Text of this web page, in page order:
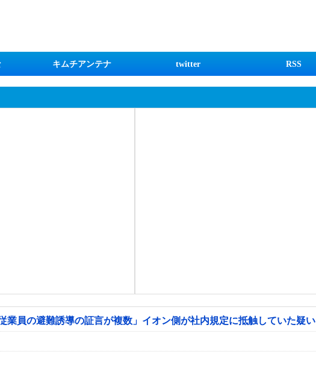
キムチアンテナ twitter RSS
業員の避難誘導の証言が複数」イオン側が社内規定に抵触していた疑い